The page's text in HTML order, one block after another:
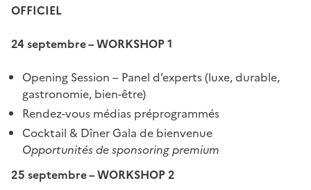
OFFICIEL
24 septembre – WORKSHOP 1
Opening Session – Panel d’experts (luxe, durable,
gastronomie, bien-être)
Rendez-vous médias préprogrammés
Cocktail & Dîner Gala de bienvenue
Opportunités de sponsoring premium
25 septembre – WORKSHOP 2